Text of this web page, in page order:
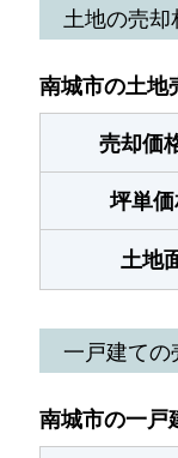
土地の売却
南城市の土地
売却価
坪単
土地
一戸建ての
南城市の一戸